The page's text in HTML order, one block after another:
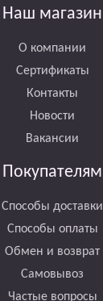
Наш магазин
О компании
Сертификаты
Контакты
Новости
Вакансии
Покупателям
Способы доставки
Способы оплаты
Обмен и возврат
Самовывоз
Частые вопросы